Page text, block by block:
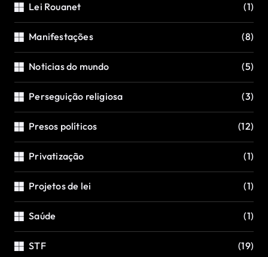
Lei Rouanet (1)
Manifestações (8)
Noticias do mundo (5)
Perseguição religiosa (3)
Presos políticos (12)
Privatização (1)
Projetos de lei (1)
Saúde (1)
STF (19)